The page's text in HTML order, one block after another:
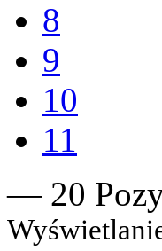
8
9
10
11
— 20